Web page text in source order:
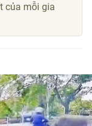
của mỗi gia